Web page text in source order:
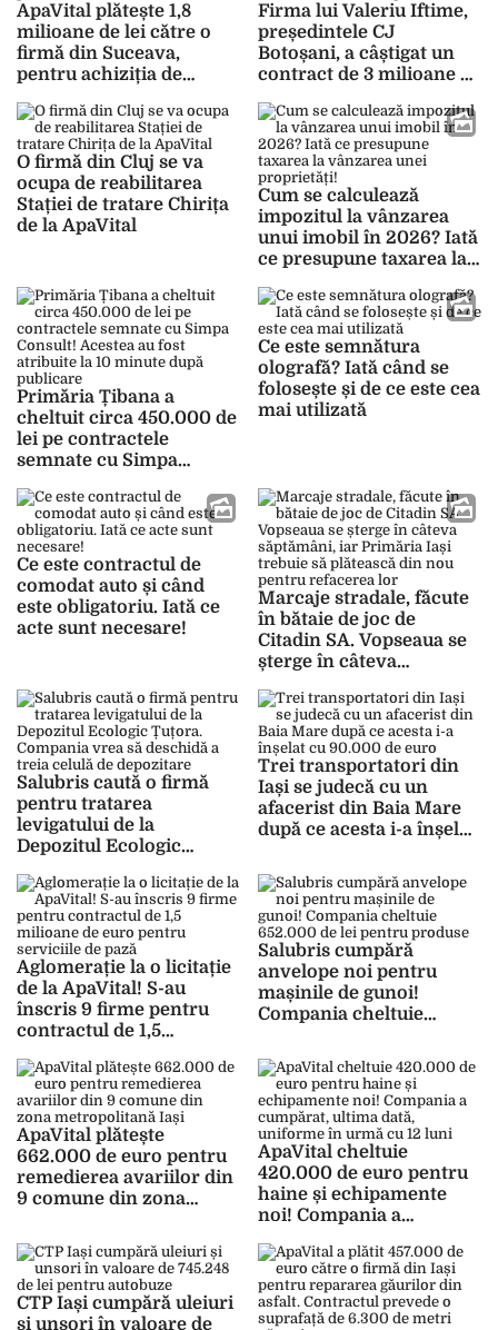
ApaVital plătește 1,8
milioane de lei către o
firmă din Suceava,
pentru achiziția de
Firma lui Valeriu Iftime,
președintele CJ
Botoșani, a câștigat un
contract de 3 milioane de
O firmă din Cluj se va
ocupa de reabilitarea
Stației de tratare Chirița
de la ApaVital
Cum se calculează
impozitul la vânzarea
unui imobil în 2026? Iată
ce presupune taxarea la
proprietăți!
Primăria Țibana a
cheltuit circa 450.000 de
lei pe contractele
semnate cu Simpa
atribuite la 10 minute
după publicare
Ce este semnătura
olografă? Iată când se
folosește și de ce este cea
mai utilizată
Ce este contractul de
comodat auto și când
este obligatoriu. Iată ce
acte sunt necesare!
Marcaje stradale, făcute
în bătaie de joc de
Citadin SA. Vopseaua se
șterge în câteva
Iași trebuie să plătească
din nou pentru refacerea
lor
Salubris caută o firmă
pentru tratarea
levigatului de la
Depozitul Ecologic
să deschidă a treia celulă
de depozitare
Trei transportatori din
Iași se judecă cu un
afacerist din Baia Mare
după ce acesta i-a înșelat
Aglomerație la o licitație
de la ApaVital! S-au
înscris 9 firme pentru
contractul de 1,5
serviciile de pază
Salubris cumpără
anvelope noi pentru
mașinile de gunoi!
Compania cheltuie
produse
ApaVital plătește
662.000 de euro pentru
remedierea avariilor din
9 comune din zona
ApaVital cheltuie
420.000 de euro pentru
haine și echipamente
noi! Compania a
uniforme în urmă cu 12
luni
CTP Iași cumpără uleiuri
și unsori în valoare de